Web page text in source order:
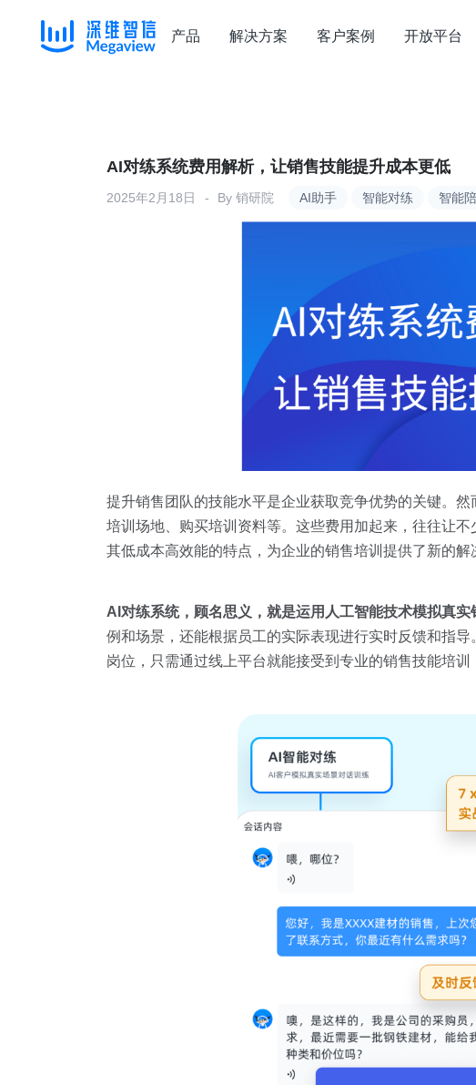
产品 解决方案 客户案例 开放平台
AI助手 智能对练 智能
AI对练系统费用解析，让销售技能提升成本更低
2025年2月18日 By 销研院
提升销售团队的技能水平是企业获取竞争优势的关键。
培训场地、购买培训资料等。这些费用加起来，往往让
其低成本高效能的特点，为企业的销售培训提供了新的解
AI对练系统，顾名思义，就是运用人工智能技术模拟真实
例和场景，还能根据员工的实际表现进行实时反馈和指
岗位，只需通过线上平台就能接受到专业的销售技能培训